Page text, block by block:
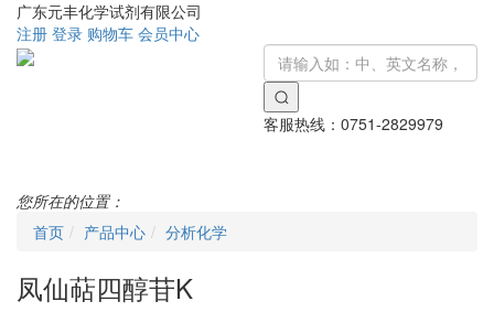
广东元丰化学试剂有限公司
注册 登录 购物车 会员中心
客服热线： 0751-2829979
您所在的位置：
首页
产品中心 分析化学
凤仙萜四醇苷K